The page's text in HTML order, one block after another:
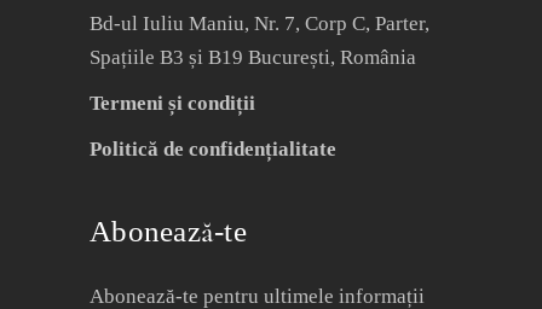
Bd-ul Iuliu Maniu, Nr. 7, Corp C, Parter,
Spațiile B3 și B19 București, România
Termeni și condiții
Politică de confidențialitate
Abonează-te
Abonează-te pentru ultimele informații